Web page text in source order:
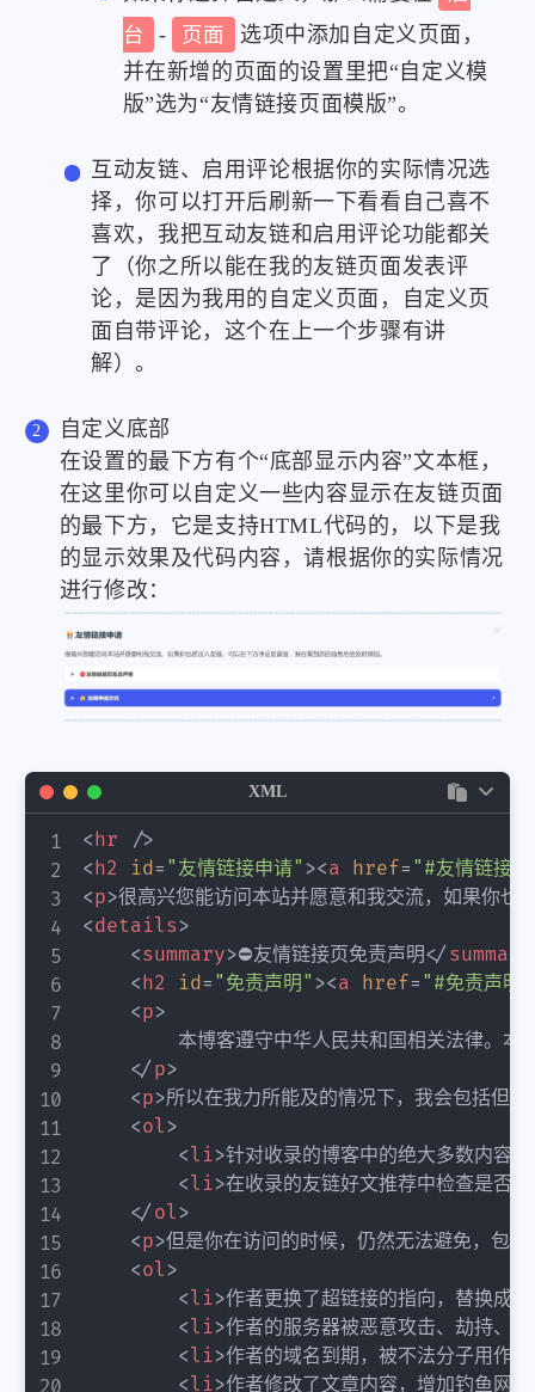
台
- 页面
选项中添加自定义页面，
并在新增的页面的设置里把“自定义模
版”选为“友情链接页面模版”。
互动友链、启用评论根据你的实际情况选
择，你可以打开后刷新一下看看自己喜不
喜欢，我把互动友链和启用评论功能都关
了（你之所以能在我的友链页面发表评
论，是因为我用的自定义页面，自定义页
面自带评论，这个在上一个步骤有讲
解）。
自定义底部
在设置的最下方有个“底部显示内容”文本框，
在这里你可以自定义一些内容显示在友链页面
的最下方，它是支持HTML代码的，以下是我
的显示效果及代码内容，请根据你的实际情况
进行修改：
<hr
/>
<h2 id= "友情链接申请" ><a href= " #友情链接
<p>很高兴您能访问本站并愿意和我交流，如果你也
<details>
<summary>⛔️友情链接页免责声明</ summary
<h2 id= " 免责声明 " ><a href= " #免责声明
<p>
本博客遵守中华人民共和国相关法律。本
</ p>
<p>所以在我力所能及的情况下，我会包括但不
<ol>
<li>针对收录的博客中的绝大多数内容
<li>在收录的友链好文推荐中检查是否
</ ol>
<p>但是你在访问的时候，仍然无法避免，包括
<ol>
<li>作者更换了超链接的指向，替换成
<li>作者的服务器被恶意攻击、劫持、
<li>作者的域名到期，被不法分子用作
<li>作者修改了文章内容，增加钓鱼网
XML